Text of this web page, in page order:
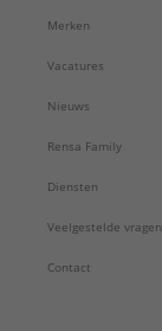
Merken
Vacatures
Nieuws
Rensa Family
Diensten
Veelgestelde vragen
Contact